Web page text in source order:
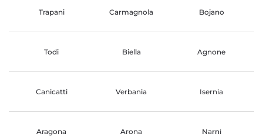
Trapani Carmagnola Bojano
Todi Biella Agnone
Canicatti Verbania Isernia
Aragona Arona Narni